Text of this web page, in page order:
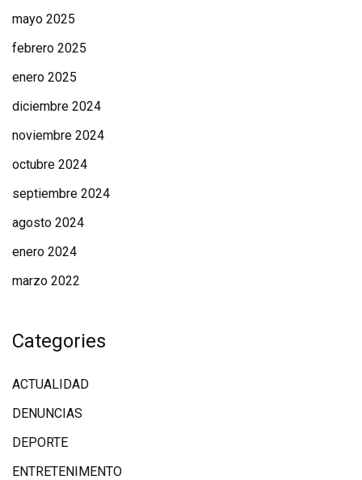
mayo 2025
febrero 2025
enero 2025
diciembre 2024
noviembre 2024
octubre 2024
septiembre 2024
agosto 2024
enero 2024
marzo 2022
Categories
ACTUALIDAD
DENUNCIAS
DEPORTE
ENTRETENIMENTO